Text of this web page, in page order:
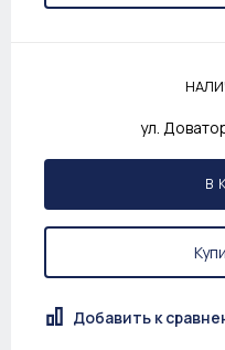
ул.
В
Добавить к